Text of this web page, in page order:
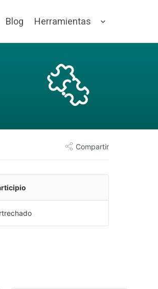
Blog Herramientas
Compartir